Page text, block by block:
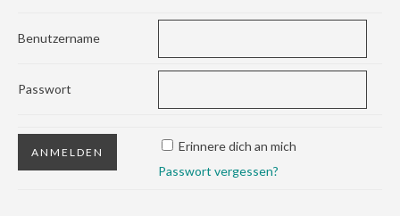
Benutzername
Passwort
Erinnere dich an mich
Passwort vergessen?